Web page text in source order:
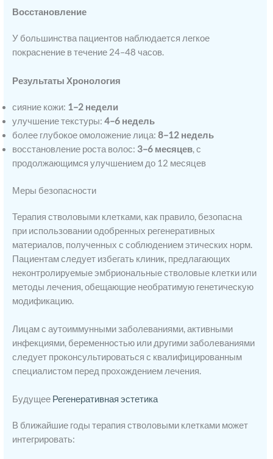
Восстановление
У большинства пациентов наблюдается легкое
покраснение в течение 24–48 часов.
Результаты Хронология
сияние кожи: 1–2 недели
улучшение текстуры:4–6 недель
более глубокое омоложение лица:8–12 недель
восстановление роста волос: 3–6 месяцев, с
продолжающимся улучшением до 12 месяцев
Меры безопасности
Терапия стволовыми клетками, как правило, безопасна
при использовании одобренных регенеративных
материалов, полученных с соблюдением этических норм.
Пациентам следует избегать клиник, предлагающих
неконтролируемые эмбриональные стволовые клетки или
методы лечения, обещающие необратимую генетическую
модификацию.
Лицам с аутоиммунными заболеваниями, активными
инфекциями, беременностью или другими заболеваниями
следует проконсультироваться с квалифицированным
специалистом перед прохождением лечения.
Будущее Регенеративная эстетика
В ближайшие годы терапия стволовыми клетками может
интегрировать: